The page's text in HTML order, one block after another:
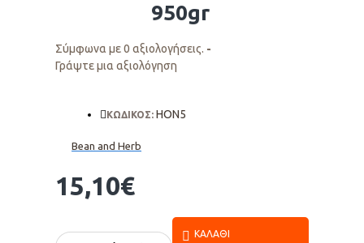
950gr
Σύμφωνα με 0 αξιολογήσεις. -
Γράψτε μια αξιολόγηση
15,10€
ΚΩΔΙΚΟΣ: HON5
Bean and Herb
ΚΑΛΆΘΙ